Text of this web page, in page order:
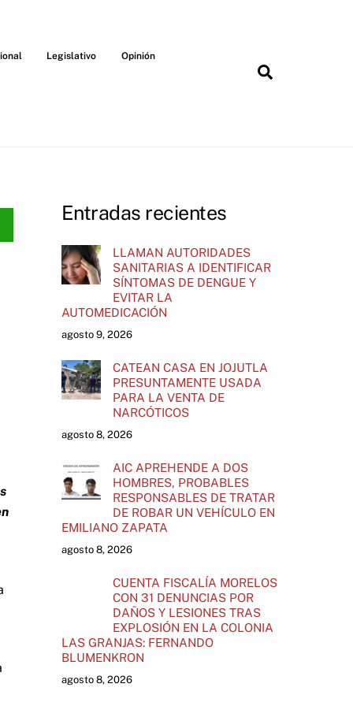
Legislativo Opinión
Entradas recientes
LLAMAN AUTORIDADES
SANITARIAS A IDENTIFICAR
SÍNTOMAS DE DENGUE Y
EVITAR LA
AUTOMEDICACIÓN
agosto 9, 2026
CATEAN CASA EN JOJUTLA
PRESUNTAMENTE USADA
PARA LA VENTA DE
NARCÓTICOS
agosto 8, 2026
AIC APREHENDE A DOS
HOMBRES, PROBABLES
RESPONSABLES DE TRATAR
DE ROBAR UN VEHÍCULO EN
EMILIANO ZAPATA
agosto 8, 2026
CUENTA FISCALÍA MORELOS
CON 31 DENUNCIAS POR
DAÑOS Y LESIONES TRAS
EXPLOSIÓN EN LA COLONIA
LAS GRANJAS: FERNANDO
BLUMENKRON
agosto 8, 2026